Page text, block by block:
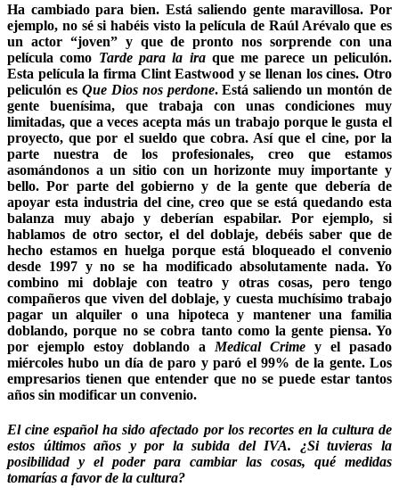
Ha cambiado para bien. Está saliendo gente maravillosa. Por
ejemplo, no sé si habéis visto la película de Raúl Arévalo que es
un actor “joven” y que de pronto nos sorprende con una
película como Tarde para la iraque me parece un peliculón.
Esta película la firma Clint Eastwood y se llenan los cines. Otro
peliculón es Que Dios nos perdone. Está saliendo un montón de
gente buenísima, que trabaja con unas condiciones muy
limitadas, que a veces acepta más un trabajo porque le gusta el
proyecto, que por el sueldo que cobra. Así que el cine, por la
parte nuestra de los profesionales, creo que estamos
asomándonos a un sitio con un horizonte muy importante y
bello. Por parte del gobierno y de la gente que debería de
apoyar esta industria del cine, creo que se está quedando esta
balanza muy abajo y deberían espabilar. Por ejemplo, si
hablamos de otro sector, el del doblaje, debéis saber que de
hecho estamos en huelga porque está bloqueado el convenio
desde 1997 y no se ha modificado absolutamente nada. Yo
combino mi doblaje con teatro y otras cosas, pero tengo
compañeros que viven del doblaje, y cuesta muchísimo trabajo
pagar un alquiler o una hipoteca y mantener una familia
doblando, porque no se cobra tanto como la gente piensa. Yo
por ejemplo estoy doblando a Medical Crime y el pasado
miércoles hubo un día de paro y paró el 99% de la gente. Los
empresarios tienen que entender que no se puede estar tantos
años sin modificar un convenio.
El cine español ha sido afectado por los recortes en la cultura de
estos últimos años y por la subida del IVA. ¿Si tuvieras la
posibilidad y el poder para cambiar las cosas, qué medidas
tomarías a favor de la cultura?